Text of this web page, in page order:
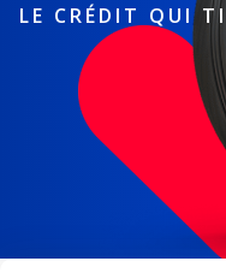
LE CRÉDIT QUI